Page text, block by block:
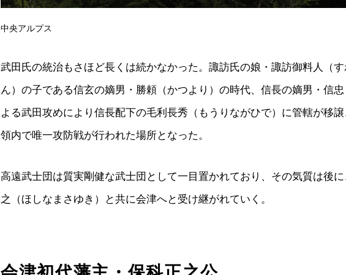
中央アルプス
武田氏の統治もさほど長くは続かなかった。諏訪氏の娘・諏訪御料人（
ん）の子である信玄の嫡男・勝頼（かつより）の時代、信長の嫡男・信
よる武田攻めにより信長配下の毛利長秀（もうりながひで）に管轄が移
領内で唯一攻防戦が行われた場所となった。
高遠武士団は質実剛健な武士団として一目置かれており、その気質は後
之（ほしなまさゆき）と共に会津へと受け継がれていく。